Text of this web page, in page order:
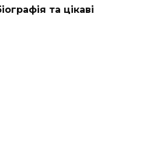
та цікаві